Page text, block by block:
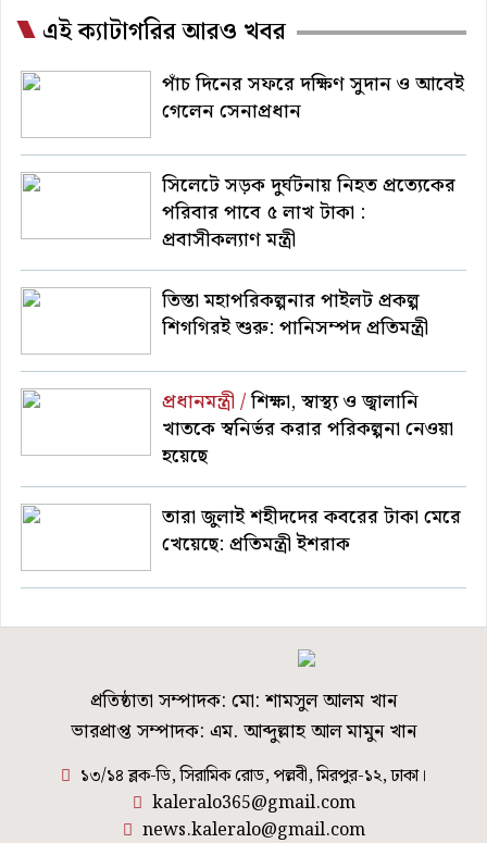
এই ক্যাটাগরির আরও খবর
পাঁচ দিনের সফরে দক্ষিণ সুদান ও আবেই
গেলেন সেনাপ্রধান
সিলেটে সড়ক দুর্ঘটনায় নিহত প্রত্যেকের
পরিবার পাবে ৫ লাখ টাকা :
প্রবাসীকল্যাণ মন্ত্রী
তিস্তা মহাপরিকল্পনার পাইলট প্রকল্প
শিগগিরই শুরু: পানিসম্পদ প্রতিমন্ত্রী
প্রধানমন্ত্রী /শিক্ষা, স্বাস্থ্য ও জ্বালানি
খাতকে স্বনির্ভর করার পরিকল্পনা নেওয়া
হয়েছে
তারা জুলাই শহীদদের কবরের টাকা মেরে
খেয়েছে: প্রতিমন্ত্রী ইশরাক
প্রতিষ্ঠাতা সম্পাদক: মো: শামসুল আলম খান
ভারপ্রাপ্ত সম্পাদক: এম. আব্দুল্লাহ আল মামুন খান
১৩/১৪ ব্লক-ডি, সিরামিক রোড, পল্লবী, মিরপুর-১২, ঢাকা।
kaleralo365@gmail.com
news.kaleralo@gmail.com